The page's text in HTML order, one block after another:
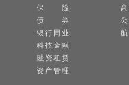
保 险
债 券
银行同业
科技金融
融资租赁
资产管理